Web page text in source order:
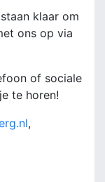
klaar om
ons op via
of sociale
te horen!
,